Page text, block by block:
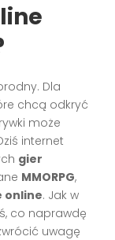
Dla
chcą odkryć
może
internet
gier
MMORPG,
online. Jak w
co naprawdę
uwagę